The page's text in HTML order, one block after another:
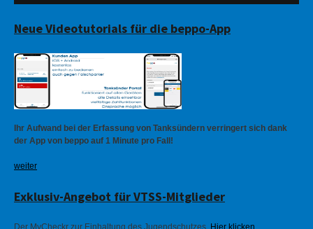
Neue Videotutorials für die beppo-App
Ihr Aufwand bei der Erfassung von Tanksündern verringert sich dank
der App von beppo auf 1 Minute pro Fall!
weiter
Exklusiv-Angebot für VTSS-Mitglieder
Der MyCheckr zur Einhaltung des Jugendschutzes. Hier klicken